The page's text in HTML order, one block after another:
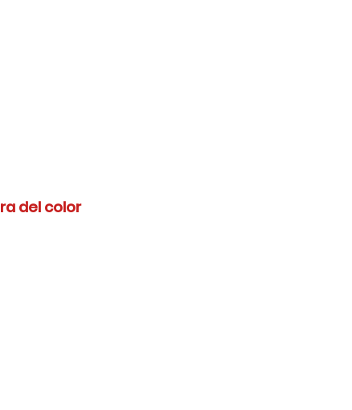
del color